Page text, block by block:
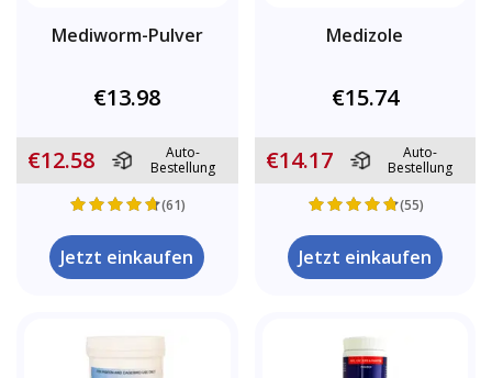
Mediworm-Pulver
€13.98
€12.58
Auto-
Bestellung
(61)
Jetzt einkaufen
Medizole
€15.74
€14.17
Auto-
Bestellung
(55)
Jetzt einkaufen